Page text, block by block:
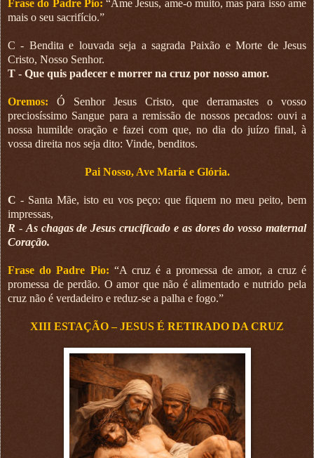
Frase do Padre Pio: “Ame Jesus, ame-o muito, mas para isso ame
mais o seu sacrifício.”
C - Bendita e louvada seja a sagrada Paixão e Morte de Jesus
Cristo, Nosso Senhor.
T - Que quis padecer e morrer na cruz por nosso amor.
Oremos: Ó Senhor Jesus Cristo, que derramastes o vosso
preciosíssimo Sangue para a remissão de nossos pecados: ouvi a
nossa humilde oração e fazei com que, no dia do juízo final, à
vossa direita nos seja dito: Vinde, benditos.
Pai Nosso, Ave Maria e Glória.
C - Santa Mãe, isto eu vos peço: que fiquem no meu peito, bem
impressas,
R - As chagas de Jesus crucificado e as dores do vosso maternal
Coração.
Frase do Padre Pio: “A cruz é a promessa de amor, a cruz é
promessa de perdão. O amor que não é alimentado e nutrido pela
cruz não é verdadeiro e reduz-se a palha e fogo.”
XIII ESTAÇÃO – JESUS É RETIRADO DA CRUZ